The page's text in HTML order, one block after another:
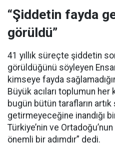
“Şiddetin fayda
görüldü”
41 yıllık süreçte şiddetin
görüldüğünü söyleyen
kimseye fayda
Büyük acıları toplumun her
bugün bütün tarafların
getirmeyeceğine inandığı
Türkiye’nin ve
önemli bir adımdır” dedi.